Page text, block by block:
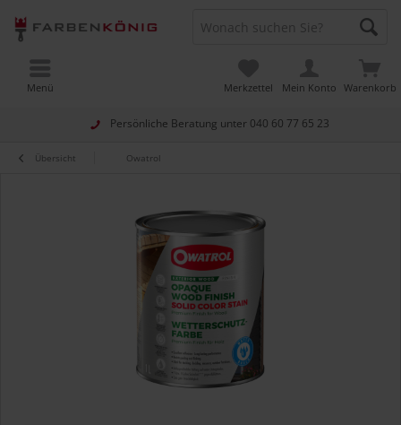
Persönliche Beratung unter 040 60 77 65 23
Warenkorb
Merkzettel Mein Konto
Menü
Übersicht Owatrol